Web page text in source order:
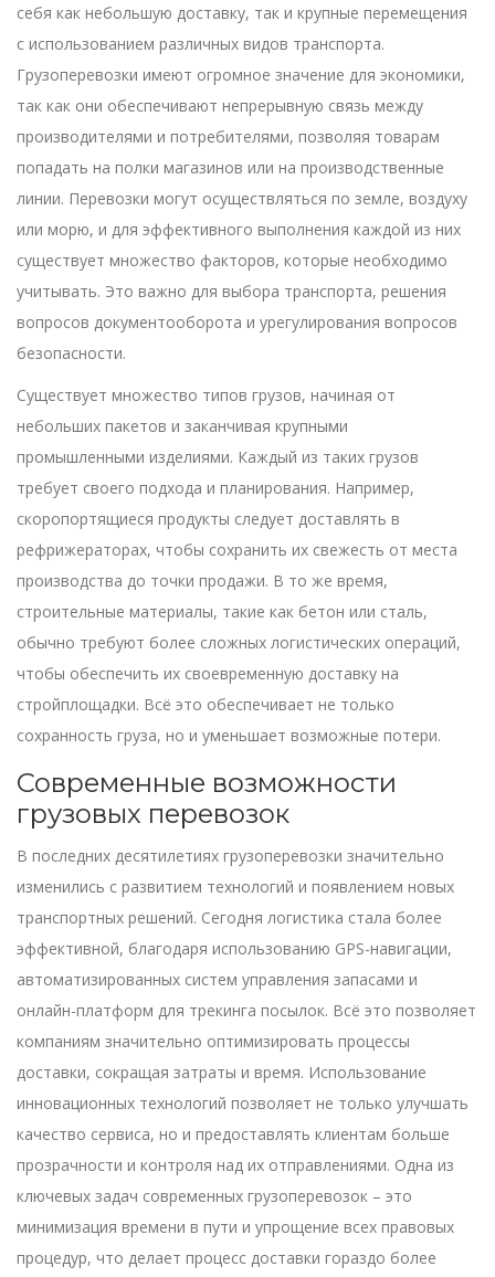
себя как небольшую доставку, так и крупные перемещения
с использованием различных видов транспорта.
Грузоперевозки имеют огромное значение для экономики,
так как они обеспечивают непрерывную связь между
производителями и потребителями, позволяя товарам
попадать на полки магазинов или на производственные
линии. Перевозки могут осуществляться по земле, воздуху
или морю, и для эффективного выполнения каждой из них
существует множество факторов, которые необходимо
учитывать. Это важно для выбора транспорта, решения
вопросов документооборота и урегулирования вопросов
безопасности.
Существует множество типов грузов, начиная от
небольших пакетов и заканчивая крупными
промышленными изделиями. Каждый из таких грузов
требует своего подхода и планирования. Например,
скоропортящиеся продукты следует доставлять в
рефрижераторах, чтобы сохранить их свежесть от места
производства до точки продажи. В то же время,
строительные материалы, такие как бетон или сталь,
обычно требуют более сложных логистических операций,
чтобы обеспечить их своевременную доставку на
стройплощадки. Всё это обеспечивает не только
сохранность груза, но и уменьшает возможные потери.
Современные возможности
грузовых перевозок
В последних десятилетиях грузоперевозки значительно
изменились с развитием технологий и появлением новых
транспортных решений. Сегодня логистика стала более
эффективной, благодаря использованию GPS-навигации,
автоматизированных систем управления запасами и
онлайн-платформ для трекинга посылок. Всё это позволяет
компаниям значительно оптимизировать процессы
доставки, сокращая затраты и время. Использование
инновационных технологий позволяет не только улучшать
качество сервиса, но и предоставлять клиентам больше
прозрачности и контроля над их отправлениями. Одна из
ключевых задач современных грузоперевозок – это
минимизация времени в пути и упрощение всех правовых
процедур, что делает процесс доставки гораздо более